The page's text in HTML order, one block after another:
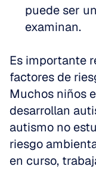
puede ser
examinan.
Es importante
factores de
Muchos niños
desarrollan
autismo no
riesgo
en curso,